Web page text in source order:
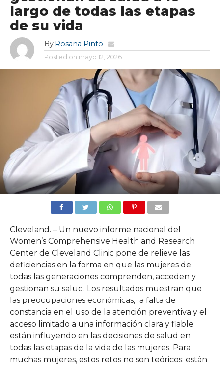
largo de todas las etapas
de su vida
By Rosana Pinto
Posted on mayo 12, 2026
Cleveland. – Un nuevo informe nacional del
Women’s Comprehensive Health and Research
Center de Cleveland Clinic pone de relieve las
deficiencias en la forma en que las mujeres de
todas las generaciones comprenden, acceden y
gestionan su salud. Los resultados muestran que
las preocupaciones económicas, la falta de
constancia en el uso de la atención preventiva y el
acceso limitado a una información clara y fiable
están influyendo en las decisiones de salud en
todas las etapas de la vida de las mujeres. Para
muchas mujeres, estos retos no son teóricos: están